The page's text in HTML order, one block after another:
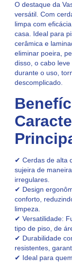
O destaque da
versátil. Com
limpa com
casa. Ideal para
cerâmica e
eliminar poeira,
disso, o cabo
durante o uso,
descomplicado.
✔ Cerdas de alta
sujeira de
irregulares.
✔ Design
conforto,
limpeza.
✔ Versatilidade:
tipo de piso, de
✔ Durabilidade
resistentes,
✔ Ideal para